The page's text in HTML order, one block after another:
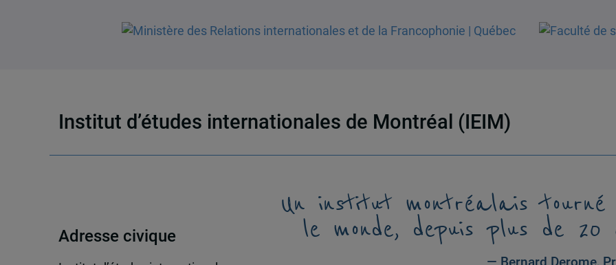
Institut d’études internationales de Montréal (IEIM)
Adresse civique
Un institut montréalais tourné
le monde, depuis plus de 20